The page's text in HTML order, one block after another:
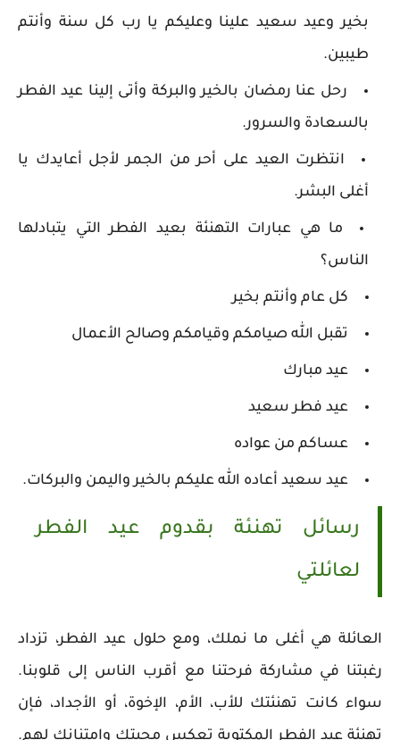
بخير وعيد سعيد علينا وعليكم يا رب كل سنة وأنتم
طيبين.
رحل عنا رمضان بالخير والبركة وأتى إلينا عيد الفطر
بالسعادة والسرور.
انتظرت العيد على أحر من الجمر لأجل أعايدك يا
أغلى البشر.
ما هي عبارات التهنئة بعيد الفطر التي يتبادلها
الناس؟
كل عام وأنتم بخير
تقبل الله صيامكم وقيامكم وصالح الأعمال
عيد مبارك
عيد فطر سعيد
عساكم من عواده
عيد سعيد أعاده الله عليكم بالخير واليمن والبركات.
رسائل تهنئة بقدوم عيد الفطر
لعائلتي
العائلة هي أغلى ما نملك، ومع حلول عيد الفطر، تزداد
رغبتنا في مشاركة فرحتنا مع أقرب الناس إلى قلوبنا.
سواء كانت تهنئتك للأب، الأم، الإخوة، أو الأجداد، فإن
تهنئة عيد الفطر المكتوبة تعكس محبتك وامتنانك لهم.